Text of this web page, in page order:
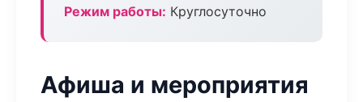
Режим работы: Круглосуточно
Афиша и мероприятия